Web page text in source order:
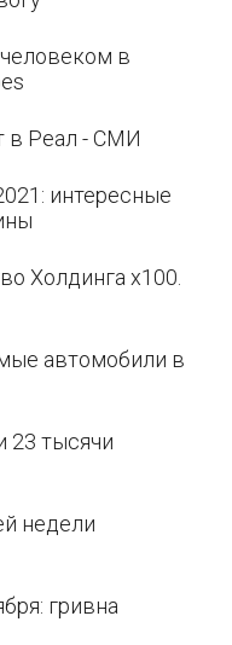
в
в Реал - СМИ
интересные
Холдинга х100.
автомобили в
23 тысячи
недели
гривна